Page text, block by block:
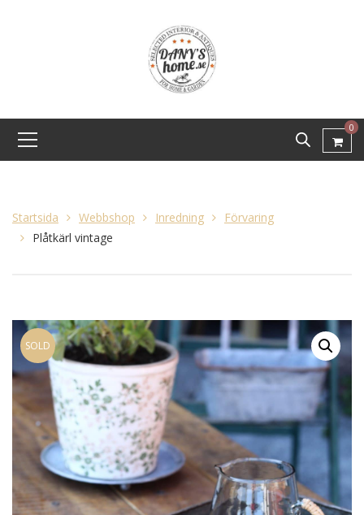
0
Startsida Webbshop Inredning
Förvaring
Plåtkärl vintage
SOLD